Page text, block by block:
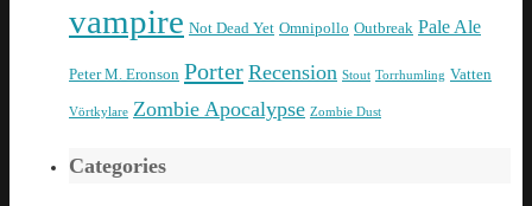
vampire Not Dead Yet Omnipollo Outbreak Pale Ale
Peter M. Eronson Porter Recension Stout Torrhumling Vatten
Vörtkylare Zombie Apocalypse Zombie Dust
Categories